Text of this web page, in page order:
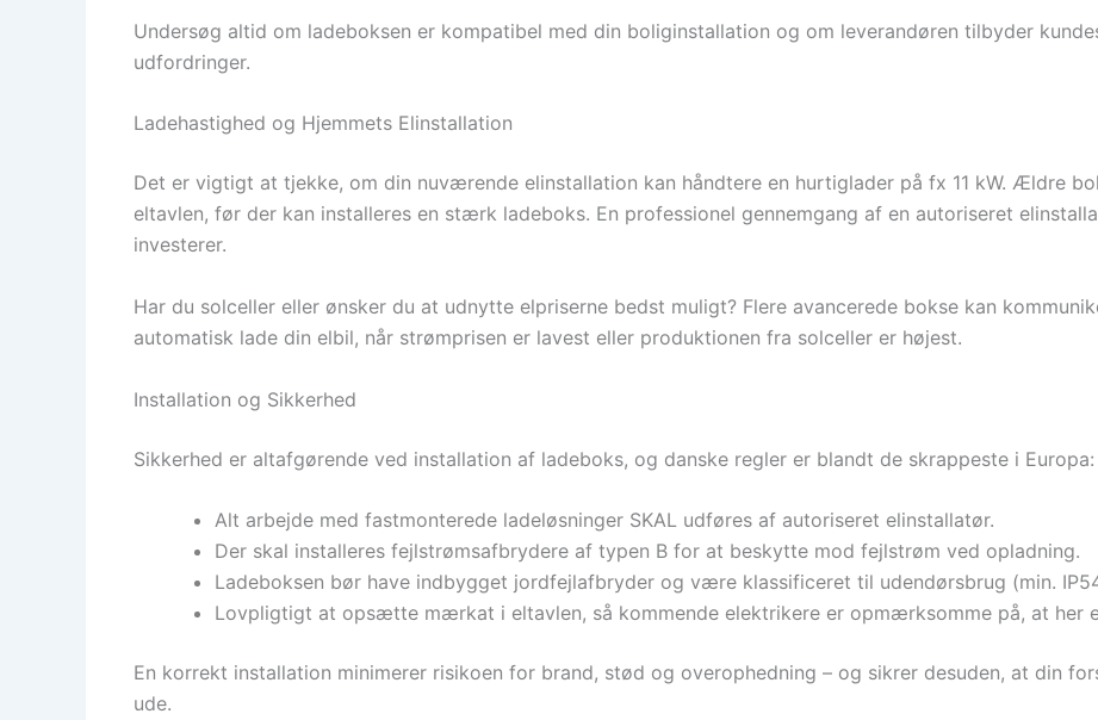
Undersøg altid om ladeboksen er kompatibel med din boliginstallation og om leverandøren tilbyder
udfordringer.
Ladehastighed og Hjemmets Elinstallation
Det er vigtigt at tjekke, om din nuværende elinstallation kan håndtere en hurtiglader på fx 11 kW. Ældre
eltavlen, før der kan installeres en stærk ladeboks. En professionel gennemgang af en autoriseret
investerer.
Har du solceller eller ønsker du at udnytte elpriserne bedst muligt? Flere avancerede bokse kan
automatisk lade din elbil, når strømprisen er lavest eller produktionen fra solceller er højest.
Installation og Sikkerhed
Sikkerhed er altafgørende ved installation af ladeboks, og danske regler er blandt de skrappeste i Europa:
Alt arbejde med fastmonterede ladeløsninger SKAL udføres af autoriseret elinstallatør.
Der skal installeres fejlstrømsafbrydere af typen B for at beskytte mod fejlstrøm ved opladning.
Ladeboksen bør have indbygget jordfejlafbryder og være klassificeret til udendørsbrug (min.
Lovpligtigt at opsætte mærkat i eltavlen, så kommende elektrikere er opmærksomme på, at her
En korrekt installation minimerer risikoen for brand, stød og overophedning – og sikrer desuden, at din
ude.